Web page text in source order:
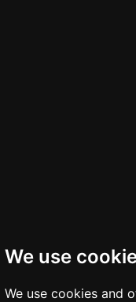
We use
We use cookies and